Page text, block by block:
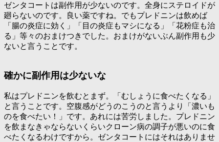
ゼンタコートは副作用が少ないのです。全身にステロイドが
廻らないのです。良い薬ですね。でもプレドニンは飲めば
「腸の炎症に効く」「目の炎症もマシになる」「花粉症も治
る」等々のおまけつきでした。おまけがないぶん副作用も少
ないと言うことです。
確かに副作用は少ないな
私はプレドニンを飲むとまず。「む しょうに食べたくなる 」
と言うことです。空腹感がどうのこうのと言うより「 濃いも
のを食べたい！
」です。あれには苦労しました。プレドニン
を飲まなきゃならないくらいクローン病の調子が悪いのに食
べたくなるわけですから。ゼンタコートにはそれはありませ